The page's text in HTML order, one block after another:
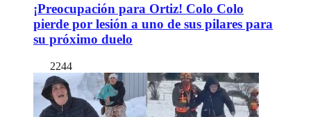
¡Preocupación para Ortiz! Colo Colo
pierde por lesión a uno de sus pilares para
su próximo duelo
2244